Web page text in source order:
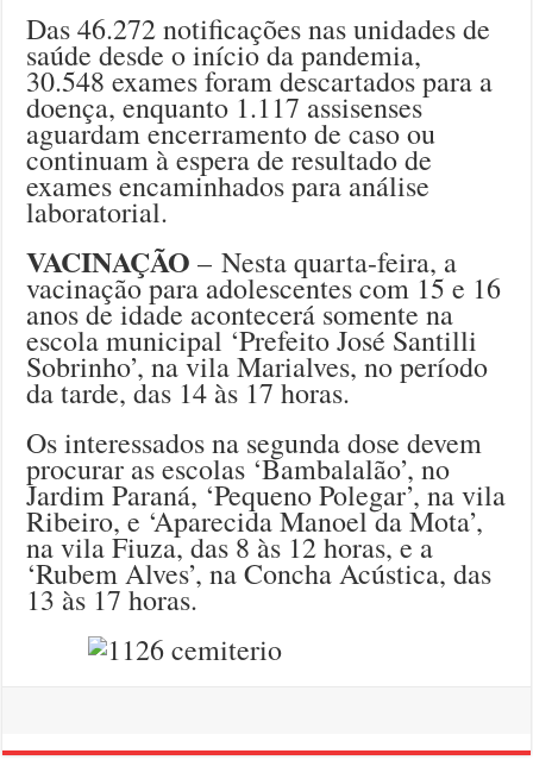
Das 46.272 notificações nas unidades de
saúde desde o início da pandemia,
30.548 exames foram descartados para a
doença, enquanto 1.117 assisenses
aguardam encerramento de caso ou
continuam à espera de resultado de
exames encaminhados para análise
laboratorial.
VACINAÇÃO – Nesta quarta-feira, a
vacinação para adolescentes com 15 e 16
anos de idade acontecerá somente na
escola municipal ‘Prefeito José Santilli
Sobrinho’, na vila Marialves, no período
da tarde, das 14 às 17 horas.
Os interessados na segunda dose devem
procurar as escolas ‘Bambalalão’, no
Jardim Paraná, ‘Pequeno Polegar’, na vila
Ribeiro, e ‘Aparecida Manoel da Mota’,
na vila Fiuza, das 8 às 12 horas, e a
‘Rubem Alves’, na Concha Acústica, das
13 às 17 horas.